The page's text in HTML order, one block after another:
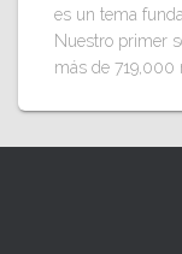
es un tema
Nuestro primer
más de 719,000